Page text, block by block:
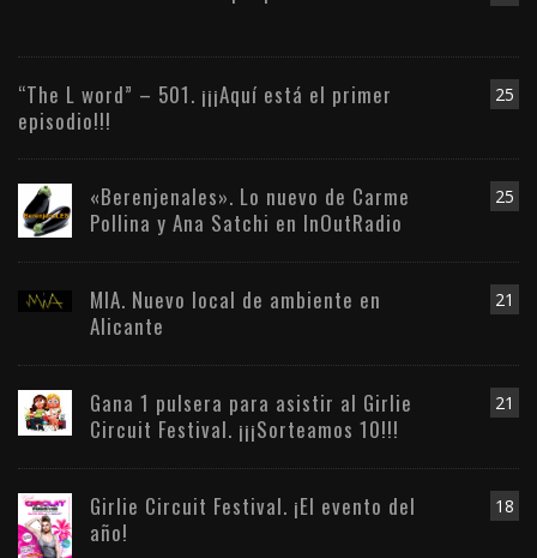
25
“The L word” – 501. ¡¡¡Aquí está el primer
episodio!!!
25
«Berenjenales». Lo nuevo de Carme
Pollina y Ana Satchi en InOutRadio
21
MIA. Nuevo local de ambiente en
Alicante
21
Gana 1 pulsera para asistir al Girlie
Circuit Festival. ¡¡¡Sorteamos 10!!!
18
Girlie Circuit Festival. ¡El evento del
año!